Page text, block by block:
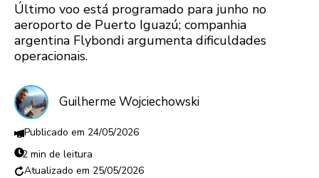
Último voo está programado para junho no
aeroporto de Puerto Iguazú; companhia
argentina Flybondi argumenta dificuldades
operacionais.
Guilherme Wojciechowski
24/05/2026
2 min de leitura
25/05/2026